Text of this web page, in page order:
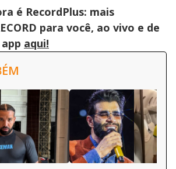
é RecordPlus: mais
para você, ao vivo e de
aqui!